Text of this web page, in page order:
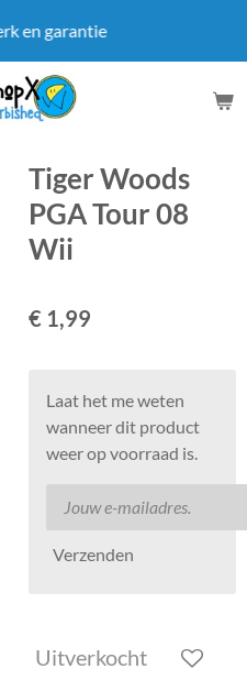
en garantie
Tiger Woods
PGA Tour 08
Wii
€ 1,99
Laat het me weten
wanneer dit product
weer op voorraad is.
Verzenden
Uitverkocht